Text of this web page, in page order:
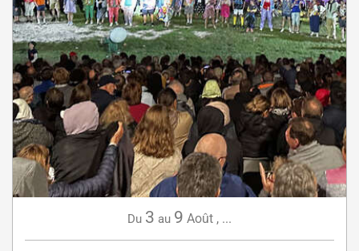
Du 3 au 9 Août , ...